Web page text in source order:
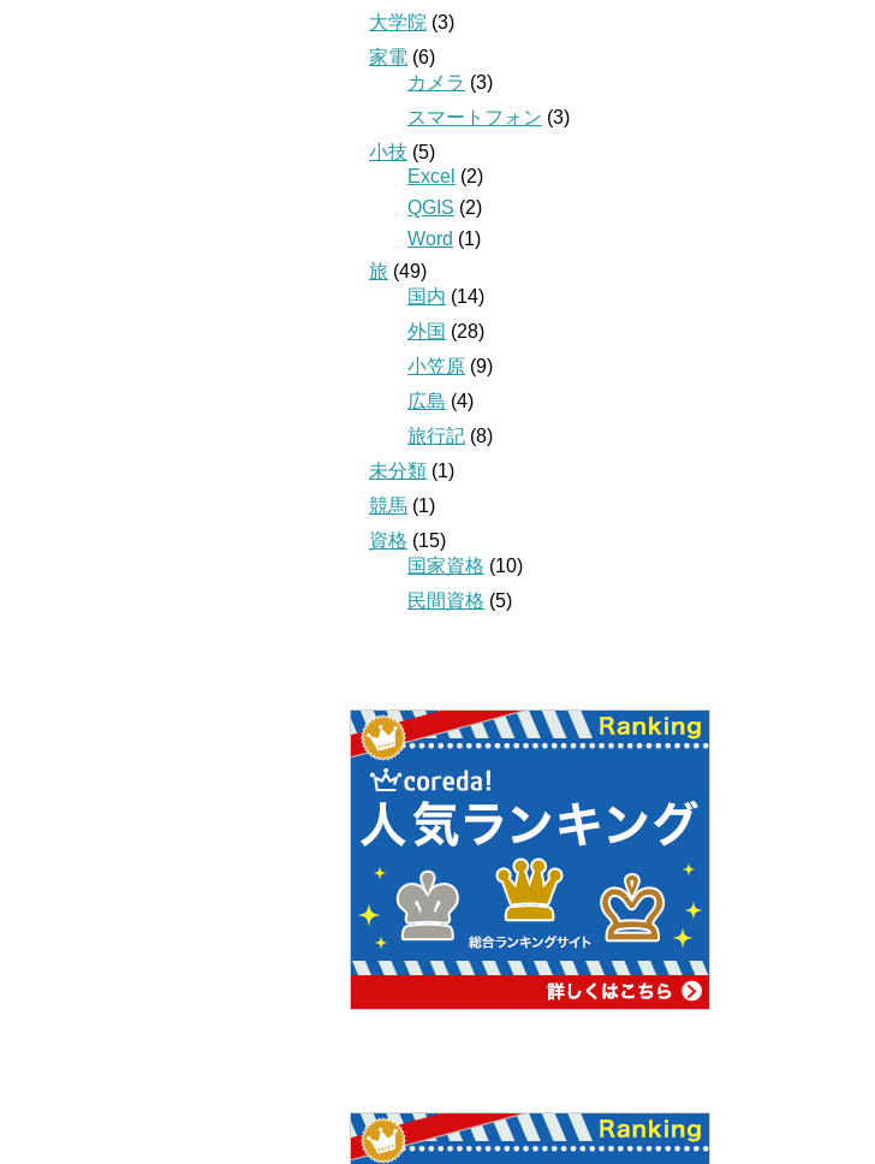
大学院 (3)
家電 (6)
カメラ (3)
スマートフォン (3)
小技 (5)
Excel (2)
QGIS (2)
Word (1)
旅 (49)
国内 (14)
外国 (28)
小笠原 (9)
広島 (4)
旅行記 (8)
未分類 (1)
競馬 (1)
資格 (15)
国家資格 (10)
民間資格 (5)